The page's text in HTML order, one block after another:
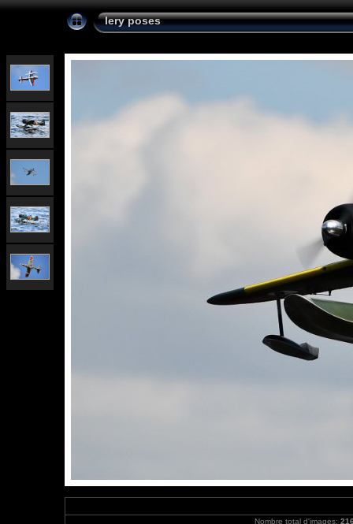
lery poses
Nombre total d'images: